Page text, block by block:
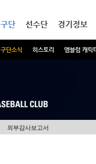
구단
구단소식 히스토리 엠블럼 캐릭
선수단 경기정보
외부감사보고서